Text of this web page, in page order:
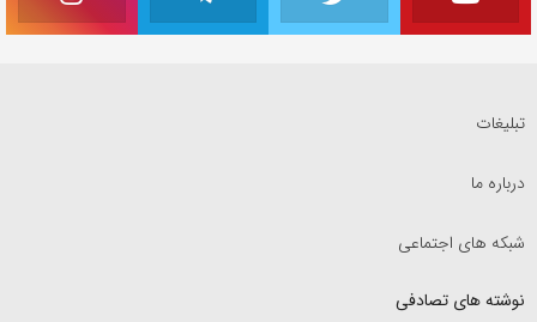
تبلیغات
درباره ما
شبکه های اجتماعی
نوشته های تصادفی